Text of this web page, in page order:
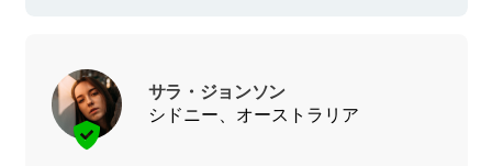
サラ・ジョンソン
シドニー、オーストラリア